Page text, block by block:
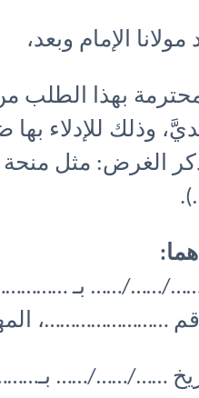
الإمام وبعد،
بهذا الطلب
وذلك للإدلاء
مثل منحة
……/……/…… بـ
رقم ……………………،
……/……/……